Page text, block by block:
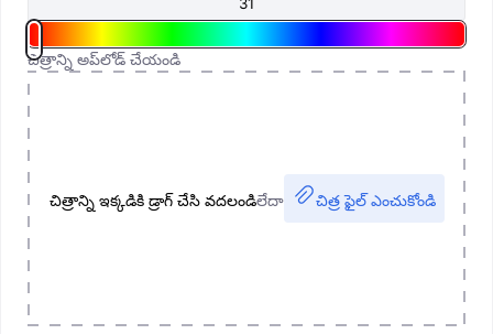
చిత్రాన్ని అప్‌లోడ్ చేయండి
చిత్రాన్ని ఇక్కడికి డ్రాగ్ చేసి వదలండిలేదా చిత్ర ఫైల్ ఎంచుకోండి